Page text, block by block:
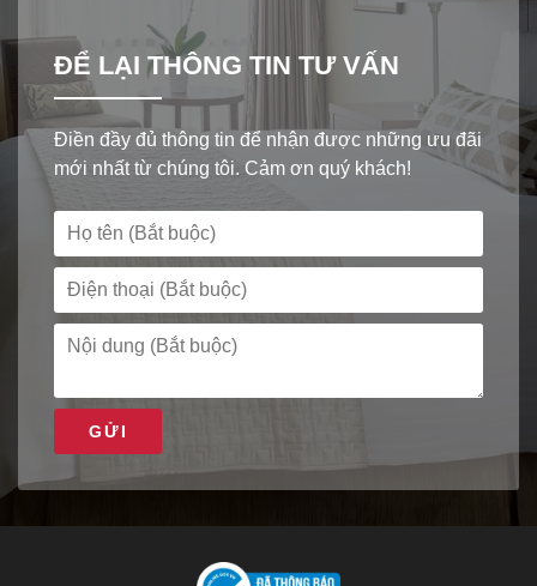
ĐỂ LẠI THÔNG TIN TƯ VẤN
Điền đầy đủ thông tin để nhận được những ưu đãi
mới nhất từ chúng tôi. Cảm ơn quý khách!
GỬI